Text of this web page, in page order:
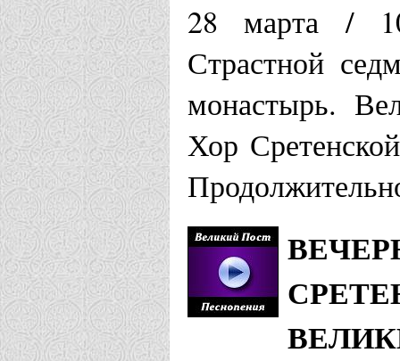
28 марта /
Страстной
монастырь.
Хор